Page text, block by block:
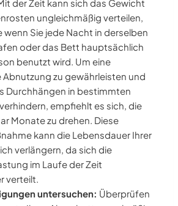
der Zeit kann sich das Gewicht
ungleichmäßig verteilen,
wenn Sie jede Nacht in derselben
oder das Bett hauptsächlich
benutzt wird. Um eine
zu gewährleisten und
Durchhängen in bestimmten
empfiehlt es sich, die
Monate zu drehen. Diese
kann die Lebensdauer Ihrer
verlängern, da sich die
im Laufe der Zeit
verteilt.
untersuchen: Überprüfen